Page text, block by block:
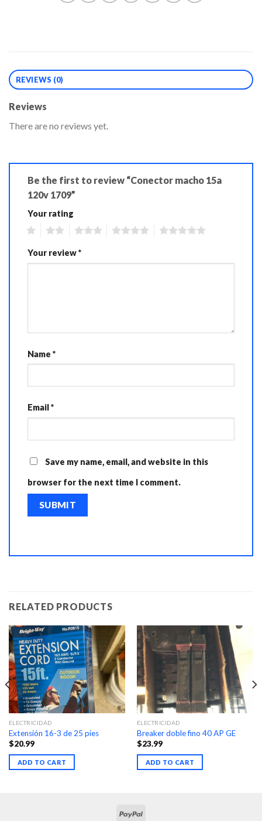
REVIEWS (0)
Reviews
There are no reviews yet.
Be the first to review “Conector macho 15a
120v 1709”
Your rating
Your review*
Name *
Email*
Save my name, email, and website in this
browser for the next time I comment.
RELATED PRODUCTS
ELECTRICIDAD
Extensión 16-3 de 25 pies
$20.99
ADD TO CART
ELECTRICIDAD
Breaker doble fino 40 AP GE
$23.99
ADD TO CART